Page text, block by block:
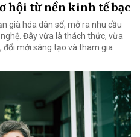
hội từ nền kinh tế bạc
già hóa dân số, mở ra nhu cầu
Đây vừa là thách thức, vừa
đổi mới sáng tạo và tham gia